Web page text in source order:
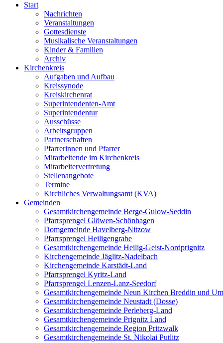
Start
Nachrichten
Veranstaltungen
Gottesdienste
Musikalische Veranstaltungen
Kinder & Familien
Archiv
Kirchenkreis
Aufgaben und Aufbau
Kreissynode
Kreiskirchenrat
Superintendenten-Amt
Superintendentur
Ausschüsse
Arbeitsgruppen
Partnerschaften
Pfarrerinnen und Pfarrer
Mitarbeitende im Kirchenkreis
Mitarbeitervertretung
Stellenangebote
Termine
Kirchliches Verwaltungsamt (KVA)
Gemeinden
Gesamtkirchengemeinde Berge-Gulow-Seddin
Pfarrsprengel Glöwen-Schönhagen
Domgemeinde Havelberg-Nitzow
Pfarrsprengel Heiligengrabe
Gesamtkirchengemeinde Heilig-Geist-Nordprignitz
Kirchengemeinde Jäglitz-Nadelbach
Kirchengemeinde Karstädt-Land
Pfarrsprengel Kyritz-Land
Pfarrsprengel Lenzen-Lanz-Seedorf
Gesamtkirchengemeinde Neun Kirchen Breddin und
Gesamtkirchengemeinde Neustadt (Dosse)
Gesamtkirchengemeinde Perleberg-Land
Gesamtkirchengemeinde Prignitz Land
Gesamtkirchengemeinde Region Pritzwalk
Gesamtkirchengemeinde St. Nikolai Putlitz